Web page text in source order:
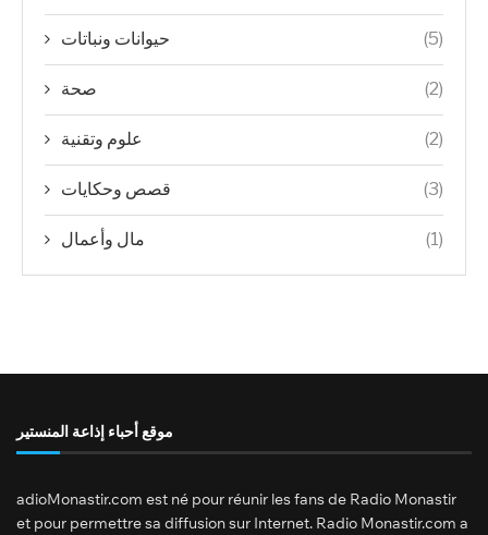
حيوانات ونباتات (5)
صحة (2)
علوم وتقنية (2)
قصص وحكايات (3)
مال وأعمال (1)
موقع أحباء إذاعة المنستير
adioMonastir.com est né pour réunir les fans de Radio Monastir
et pour permettre sa diffusion sur Internet. Radio Monastir.com a